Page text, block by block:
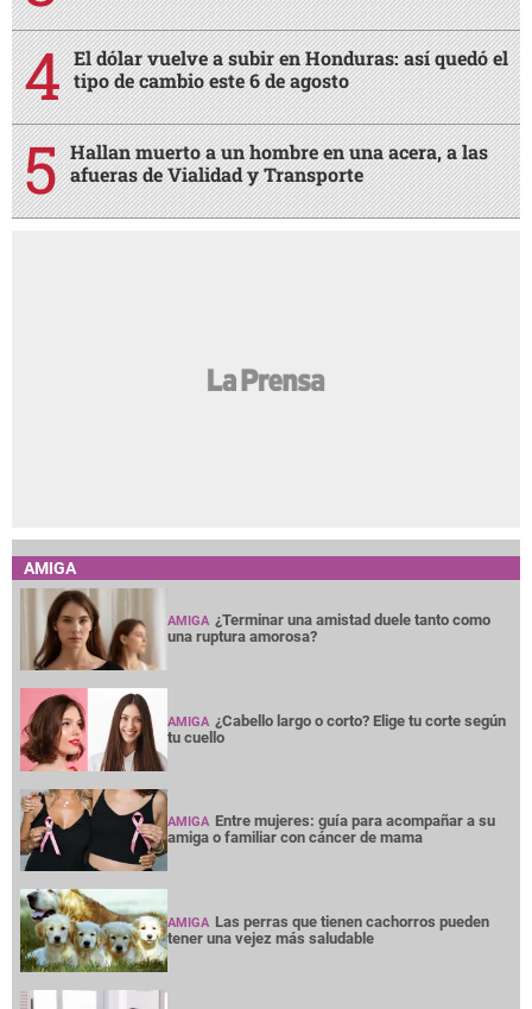
El dólar vuelve a subir en Honduras: así quedó el
tipo de cambio este 6 de agosto
Hallan muerto a un hombre en una acera, a las
afueras de Vialidad y Transporte
AMIGA
AMIGA ¿Terminar una amistad duele tanto como
una ruptura amorosa?
AMIGA ¿Cabello largo o corto? Elige tu corte según
tu cuello
AMIGA Entre mujeres: guía para acompañar a su
amiga o familiar con cáncer de mama
AMIGA Las perras que tienen cachorros pueden
tener una vejez más saludable